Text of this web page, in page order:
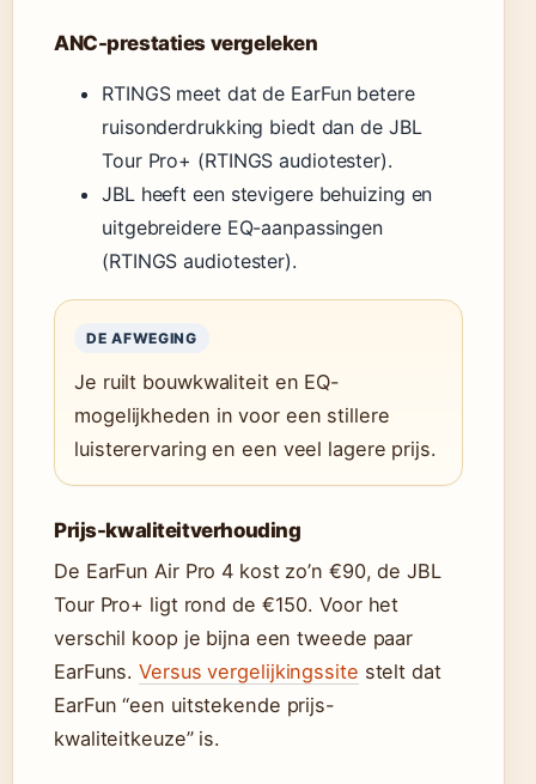
ANC-prestaties vergeleken
RTINGS meet dat de EarFun betere
ruisonderdrukking biedt dan de JBL
Tour Pro+ (RTINGS audiotester).
JBL heeft een stevigere behuizing en
uitgebreidere EQ-aanpassingen
(RTINGS audiotester).
DE AFWEGING
Je ruilt bouwkwaliteit en EQ-
mogelijkheden in voor een stillere
luisterervaring en een veel lagere prijs.
Prijs-kwaliteitverhouding
De EarFun Air Pro 4 kost zo’n €90, de JBL
Tour Pro+ ligt rond de €150. Voor het
verschil koop je bijna een tweede paar
EarFuns.Versus vergelijkingssite stelt dat
EarFun “een uitstekende prijs-
kwaliteitkeuze” is.